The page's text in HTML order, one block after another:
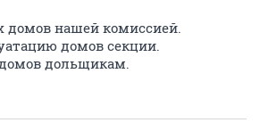
домов нашей комиссией.
домов секции.
дольщикам.